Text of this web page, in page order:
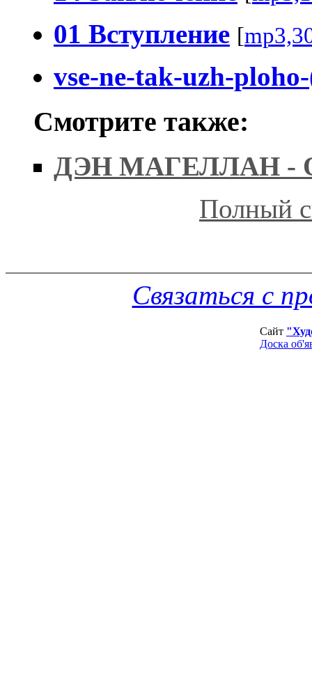
01 Вступление [
vse-ne-tak-uzh-
Смотрите также:
ДЭН МАГЕЛЛАН
Полный
Связаться с
Сайт
Доска